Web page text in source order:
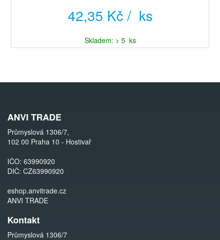
42,35 Kč / ks
Skladem: > 5 ks
ANVI TRADE
Průmyslová 1306/7,
102 00 Praha 10 - Hostivař
IČO: 63990920
DIČ: CZ63990920
eshop.anvitrade.cz
ANVI TRADE
Kontakt
Průmyslová 1306/7